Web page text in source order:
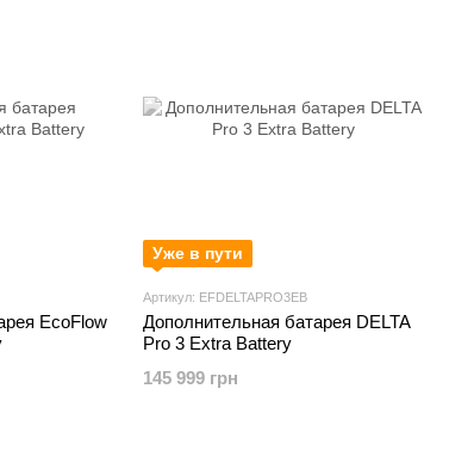
EcoFlow
Уже в пути
Артикул: EFDELTAPRO3EB
Дополнительная батарея DELTA
Pro 3 Extra Battery
145 999 грн